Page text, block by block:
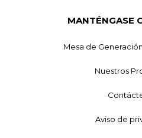
MANTÉNGASE
Mesa de
Nuestros
Aviso de